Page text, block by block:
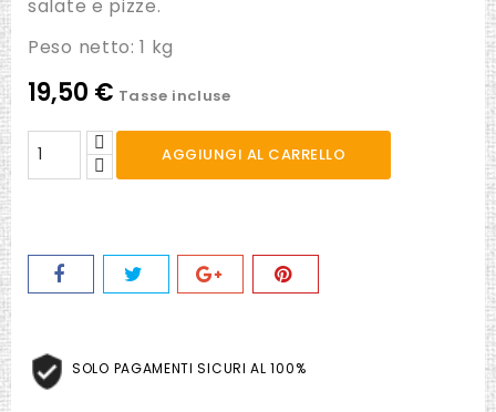
salate e pizze.
Peso netto: 1 kg
19,50 € Tasse incluse
AGGIUNGI AL CARRELLO
SOLO PAGAMENTI SICURI AL 100%